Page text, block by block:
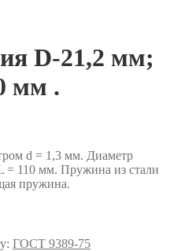
D-21,2 мм;
мм .
d = 1,3 мм. Диаметр
110 мм. Пружина из стали
пружина.
ГОСТ 9389-75